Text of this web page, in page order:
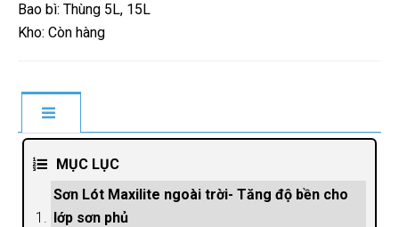
Bao bì: Thùng 5L, 15L
Kho: Còn hàng
MỤC LỤC
Sơn Lót Maxilite ngoài trời- Tăng độ bền cho
lớp sơn phủ